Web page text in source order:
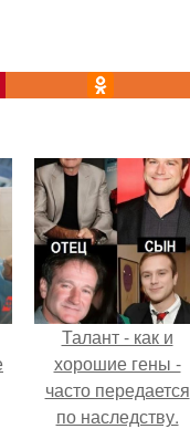
Талант - как и
хорошие гены -
часто передается
по наследству.